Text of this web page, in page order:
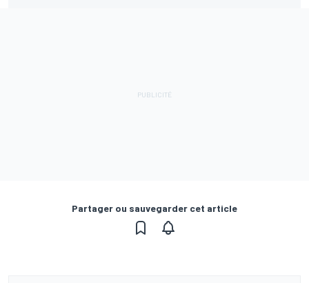
Partager ou sauvegarder cet article